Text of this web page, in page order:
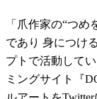
「爪作家の“つ
であり 身につけ
プトで活動して
ミングサイト『